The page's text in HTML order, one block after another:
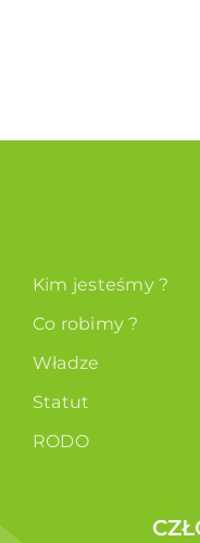
Kim jesteśmy ?
Co robimy ?
Władze
Statut
RODO